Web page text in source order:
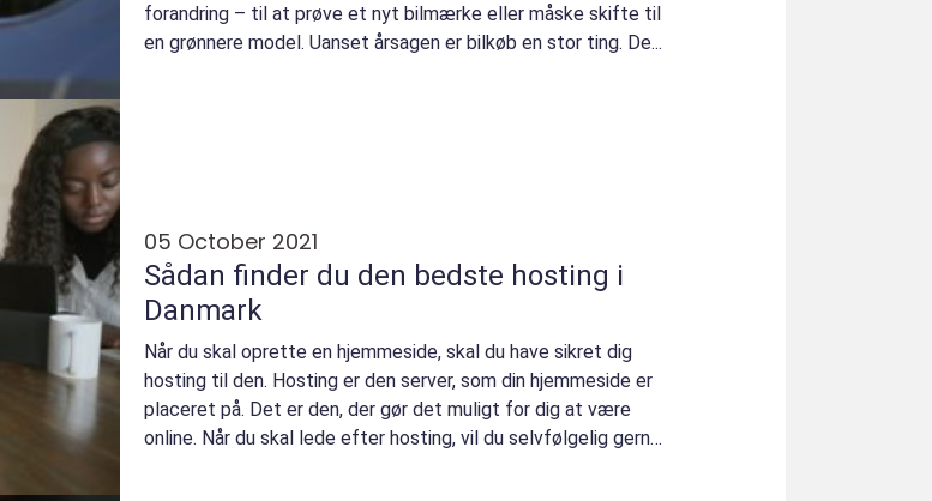
forandring – til at prøve et nyt bilmærke eller måske skifte til
en grønnere model. Uanset årsagen er bilkøb en stor ting. De...
05 October 2021
Sådan finder du den bedste hosting i
Danmark
Når du skal oprette en hjemmeside, skal du have sikret dig
hosting til den. Hosting er den server, som din hjemmeside er
placeret på. Det er den, der gør det muligt for dig at være
online. Når du skal lede efter hosting, vil du selvfølgelig gerne